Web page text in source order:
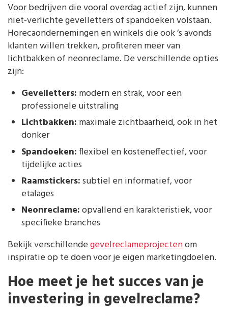
Voor bedrijven die vooral overdag actief zijn, kunnen
niet-verlichte gevelletters of spandoeken volstaan.
Horecaondernemingen en winkels die ook ’s avonds
klanten willen trekken, profiteren meer van
lichtbakken of neonreclame. De verschillende opties
zijn:
Gevelletters: modern en strak, voor een
professionele uitstraling
Lichtbakken: maximale zichtbaarheid, ook in het
donker
Spandoeken:flexibel en kosteneffectief, voor
tijdelijke acties
Raamstickers:subtiel en informatief, voor
etalages
Neonreclame:opvallend en karakteristiek, voor
specifieke branches
Bekijk verschillendegevelreclameprojectenom
inspiratie op te doen voor je eigen marketingdoelen.
Hoe meet je het succes van je
investering in gevelreclame?